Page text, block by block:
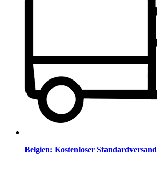
Belgien: Kostenloser Standardversand